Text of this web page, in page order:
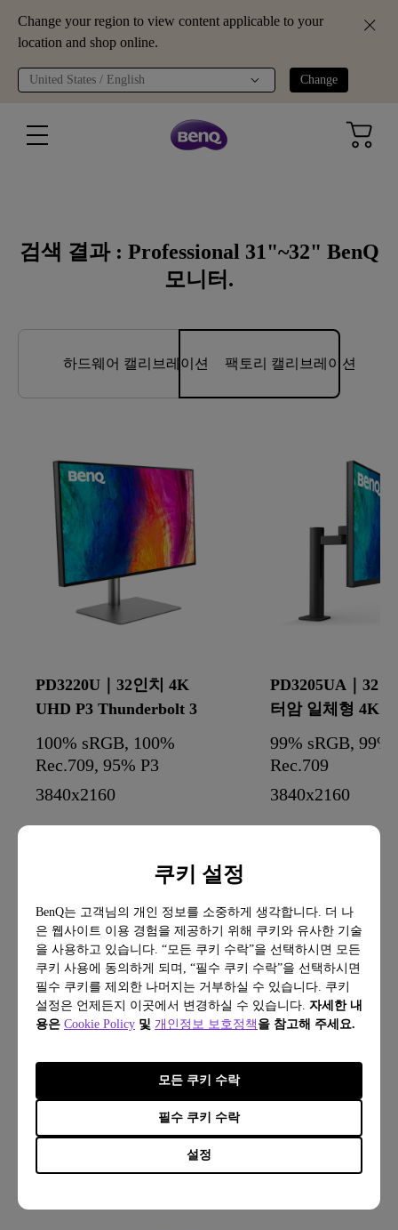
Change your region to view content applicable to your
location and shop online.
United States / English Change
쿠키 설정
BenQ는 고객님의 개인 정보를 소중하게 생각합니다. 더 나
은 웹사이트 이용 경험을 제공하기 위해 쿠키와 유사한 기술
을 사용하고 있습니다. “모든 쿠키 수락”을 선택하시면 모든
쿠키 사용에 동의하게 되며, “필수 쿠키 수락”을 선택하시면
필수 쿠키를 제외한 나머지는 거부하실 수 있습니다. 쿠키
설정은 언제든지 이곳에서 변경하실 수 있습니다. 자세한 내
용은 Cookie Policy 및 개인정보 보호정책 을 참고해 주세요.
설정
필수 쿠키 수락
모든 쿠키 수락
검색 결과 : Professional 31"~32" BenQ
모니터.
하드웨어 캘리브레이션 팩토리 캘리브레이션
PD3220U｜32인치 4K
UHD P3 Thunderbolt 3
지원 Mac® 호환 디자이
너 모니터
100% sRGB, 100%
Rec.709, 95% P3
3840x2160
KVM Switch
Calman Verified
Pantone Validated
구매
PD3205UA｜32
터암 일체형 4K
sRGB HDR10
자이너 모니터
99% sRGB, 99%
Rec.709
3840x2160
KVM Switch
Calman Verified
Pantone Validated
Pantone SkinTone™ Validated
구매